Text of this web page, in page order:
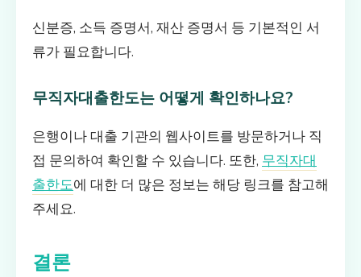
신분증, 소득 증명서, 재산 증명서 등 기본적인 서
류가 필요합니다.
무직자대출한도는 어떻게 확인하나요?
은행이나 대출 기관의 웹사이트를 방문하거나 직
접 문의하여 확인할 수 있습니다. 또한, 무직자대
출한도에 대한 더 많은 정보는 해당 링크를 참고해
주세요.
결론